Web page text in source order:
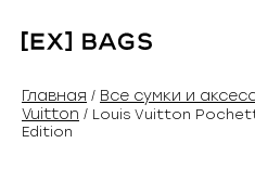
содержимому
Главная / Все сумки и
Vuitton / Louis Vuitton
Edition